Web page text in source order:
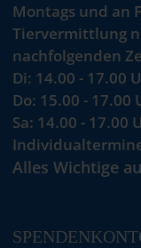
Montags und an
Tiervermittlung
nachfolgenden
Di: 14.00 - 17.00
Do: 15.00 - 17.00
Sa: 14.00 - 17.00
Alles Wichtige